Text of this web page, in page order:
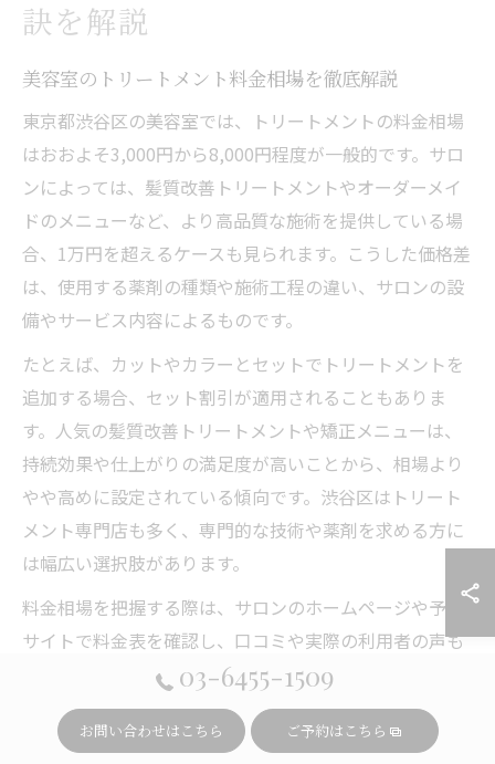
訣を解説
美容室のトリートメント料金相場を徹底解説
東京都渋谷区の美容室では、トリートメントの料金相場
はおおよそ3,000円から8,000円程度が一般的です。サロ
ンによっては、髪質改善トリートメントやオーダーメイ
ドのメニューなど、より高品質な施術を提供している場
合、1万円を超えるケースも見られます。こうした価格差
は、使用する薬剤の種類や施術工程の違い、サロンの設
備やサービス内容によるものです。
たとえば、カットやカラーとセットでトリートメントを
追加する場合、セット割引が適用されることもありま
す。人気の髪質改善トリートメントや矯正メニューは、
持続効果や仕上がりの満足度が高いことから、相場より
やや高めに設定されている傾向です。渋谷区はトリート
メント専門店も多く、専門的な技術や薬剤を求める方に
は幅広い選択肢があります。
料金相場を把握する際は、サロンのホームページや予約
サイトで料金表を確認し、口コミや実際の利用者の声も
参考にすると安心です。初回限定や新規クーポンを活用
すれば、通常よりお得に体験できる場合もあります。
03-6455-1509
お問い合わせはこちら ご予約はこちら